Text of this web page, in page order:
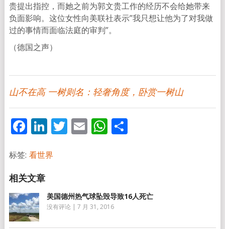
贵提出指控，而她之前为郭文贵工作的经历不会给她带来
负面影响。这位女性向美联社表示”我只想让他为了对我做
过的事情而面临法庭的审判”。
（德国之声）
山不在高 一树则名：轻奢角度，卧赏一树山
Facebook
LinkedIn
Twitter
EmailWhatsApp
分
标签: 看世界
美国德州热气球坠毁导致16人死亡
没有评论 | 7 月 31, 2016